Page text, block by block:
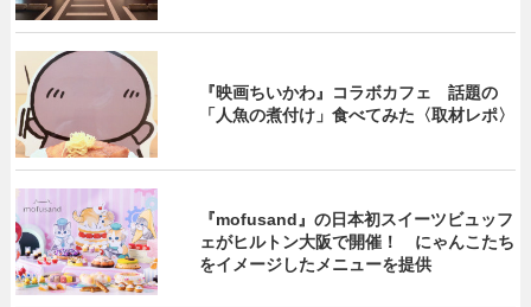
『映画ちいかわ』コラボカフェ 話題の
「人魚の煮付け」食べてみた〈取材レポ〉
『mofusand』の日本初スイーツビュッフ
ェがヒルトン大阪で開催！ にゃんこたち
をイメージしたメニューを提供